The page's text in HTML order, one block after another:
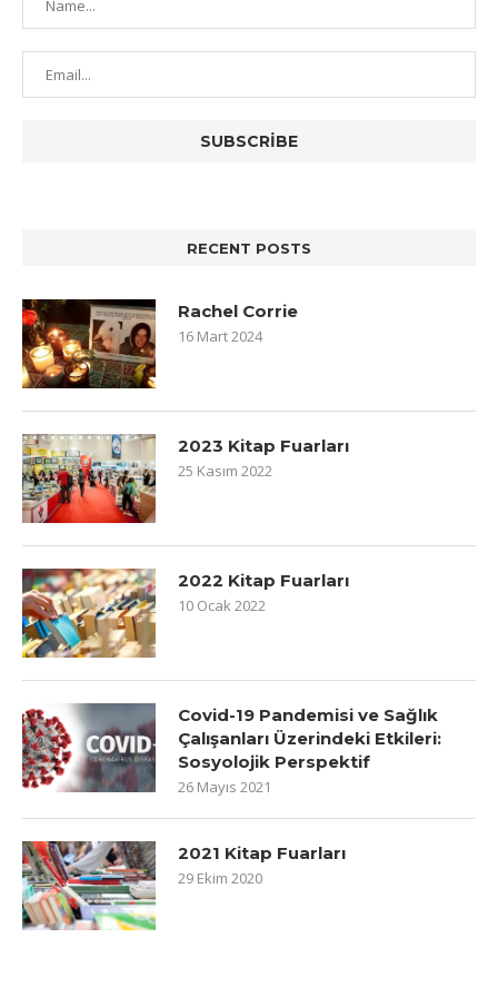
RECENT POSTS
Rachel Corrie
16 Mart 2024
2023 Kitap Fuarları
25 Kasım 2022
2022 Kitap Fuarları
10 Ocak 2022
Covid-19 Pandemisi ve Sağlık
Çalışanları Üzerindeki Etkileri:
Sosyolojik Perspektif
26 Mayıs 2021
2021 Kitap Fuarları
29 Ekim 2020